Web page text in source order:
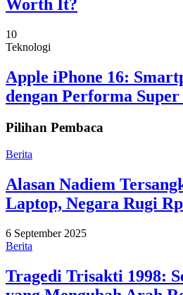
Worth It?
10
Teknologi
Apple iPhone 16:
dengan Performa Super
Pilihan Pembaca
Berita
Alasan Nadiem
Laptop, Negara Rugi
6 September 2025
Berita
Tragedi Trisakti 1998: